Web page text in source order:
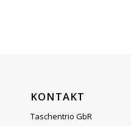
KONTAKT
Taschentrio GbR